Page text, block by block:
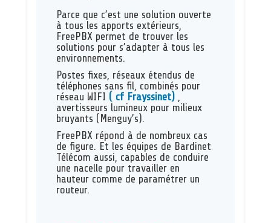
Parce que c’est une solution ouverte
à tous les apports extérieurs,
FreePBX permet de trouver les
solutions pour s’adapter à tous les
environnements.
Postes fixes, réseaux étendus de
téléphones sans fil, combinés pour
réseau WIFI ( cf Frayssinet),
avertisseurs lumineux pour milieux
bruyants (Menguy’s).
FreePBX répond à de nombreux cas
de figure. Et les équipes de Bardinet
Télécom aussi, capables de conduire
une nacelle pour travailler en
hauteur comme de paramétrer un
routeur.